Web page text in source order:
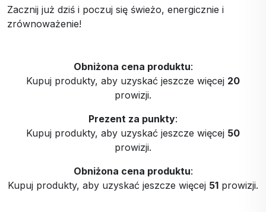
Zacznij już dziś i poczuj się świeżo, energicznie i
zrównoważenie!
Obniżona cena produktu:
Kupuj produkty, aby uzyskać jeszcze więcej 20
prowizji.
Prezent za punkty:
Kupuj produkty, aby uzyskać jeszcze więcej 50
prowizji.
Obniżona cena produktu:
Kupuj produkty, aby uzyskać jeszcze więcej 51 prowizji.